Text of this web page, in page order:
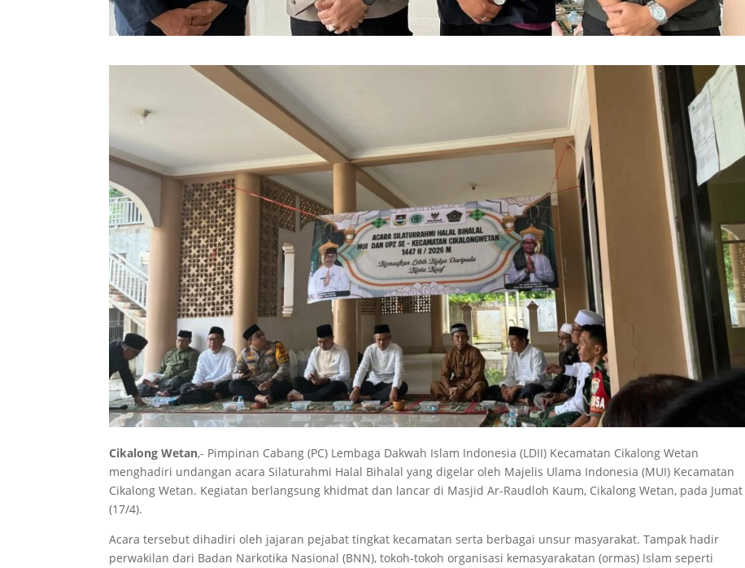
Cikalong Wetan,- Pimpinan Cabang (PC) Lembaga Dakwah Islam Indonesia (LDII) Kecamatan Cikalong Wetan
menghadiri undangan acara Silaturahmi Halal Bihalal yang digelar oleh Majelis Ulama Indonesia (MUI) Kecamatan
Cikalong Wetan. Kegiatan berlangsung khidmat dan lancar di Masjid Ar-Raudloh Kaum, Cikalong Wetan, pada Jumat
(17/4).
Acara tersebut dihadiri oleh jajaran pejabat tingkat kecamatan serta berbagai unsur masyarakat. Tampak hadir
perwakilan dari Badan Narkotika Nasional (BNN), tokoh-tokoh organisasi kemasyarakatan (ormas) Islam seperti